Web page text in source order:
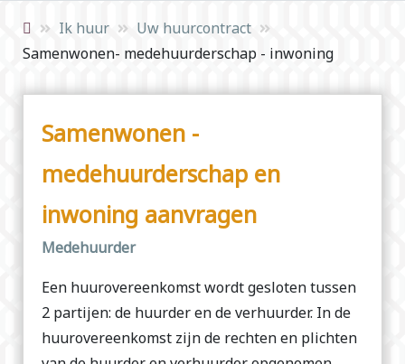
Ik huur
Uw huurcontract
Samenwonen- medehuurderschap - inwoning
Samenwonen -
medehuurderschap en
inwoning aanvragen
Medehuurder
Een huurovereenkomst wordt gesloten tussen
2 partijen: de huurder en de verhuurder. In de
huurovereenkomst zijn de rechten en plichten